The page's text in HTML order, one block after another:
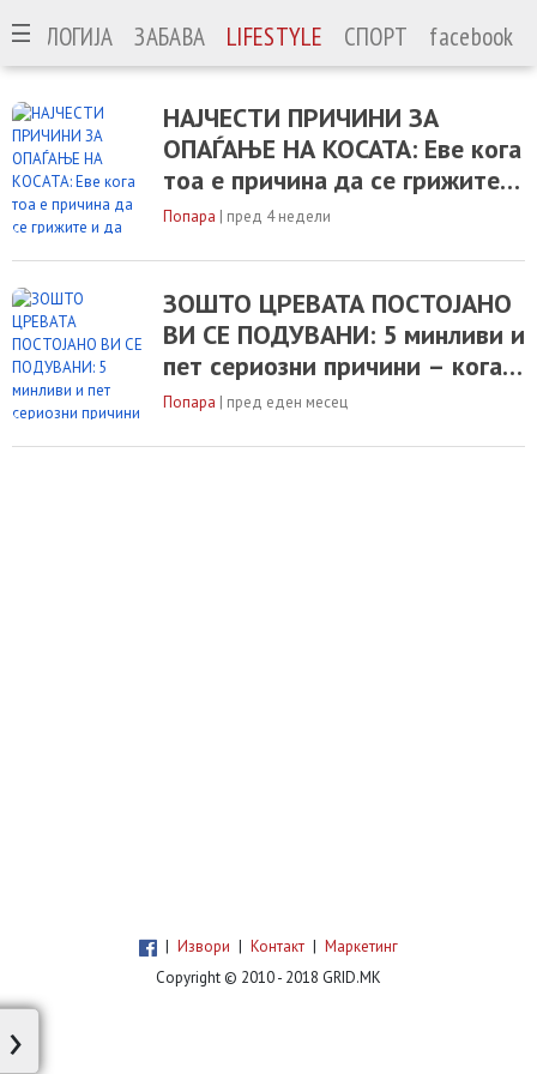
ЗАБАВА LIFESTYLE СПОРТ facebook
НАЈЧЕСТИ ПРИЧИНИ ЗА
ОПАЃАЊЕ НА КОСАТА: Еве кога
тоа е причина да се грижите и
да одите на лекар
Попара | пред 4 недели
ЗОШТО ЦРЕВАТА ПОСТОЈАНО
ВИ СЕ ПОДУВАНИ: 5 минливи и
пет сериозни причини – кога е
време да одите на лекар?
Попара | пред еден месец
| Извори | Контакт | Маркетинг
Copyright © 2010 - 2018 GRID.MK
›